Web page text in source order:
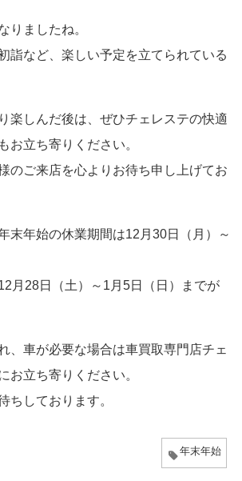
りましたね。
詣など、楽しい予定を立てられている
楽しんだ後は、ぜひチェレステの快適
お立ち寄りください。
のご来店を心よりお待ち申し上げてお
末年始の休業期間は12月30日（月）～
月28日（土）～1月5日（日）までが
、車が必要な場合は車買取専門店チェ
お立ち寄りください。
ちしております。
年末年始